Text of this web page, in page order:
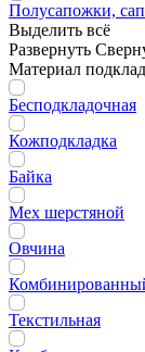
Полусапожки,
Выделить всё
Развернуть
Материал
Бесподкладочная
Кожподкладка
Байка
Мех шерстяной
Овчина
Текстильная